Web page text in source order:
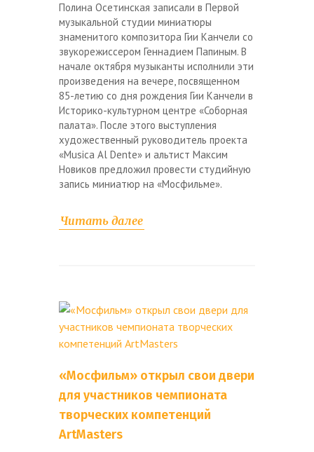
Полина Осетинская записали в Первой
музыкальной студии миниатюры
знаменитого композитора Гии Канчели со
звукорежиссером Геннадием Папиным. В
начале октября музыканты исполнили эти
произведения на вечере, посвященном
85-летию со дня рождения Гии Канчели в
Историко-культурном центре «Соборная
палата». После этого выступления
художественный руководитель проекта
«Musica Al Dente» и альтист Максим
Новиков предложил провести студийную
запись миниатюр на «Мосфильме».
Читать далее
«Мосфильм» открыл свои двери
для участников чемпионата
творческих компетенций
ArtMasters